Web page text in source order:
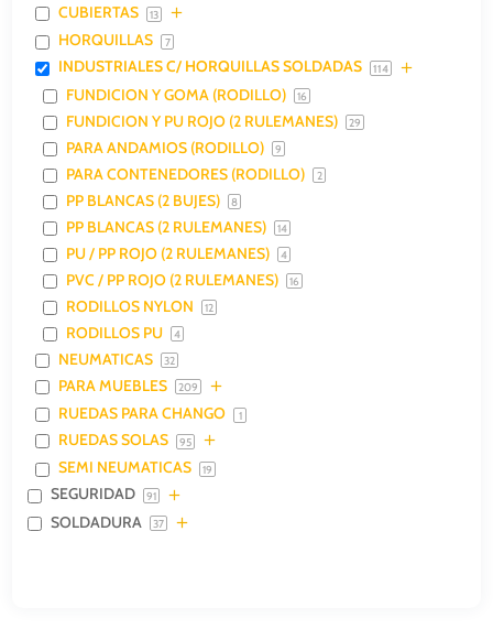
CUBIERTAS 13
HORQUILLAS 7
INDUSTRIALES C/ HORQUILLAS SOLDADAS 114
FUNDICION Y GOMA (RODILLO) 16
FUNDICION Y PU ROJO (2 RULEMANES) 29
PARA ANDAMIOS (RODILLO) 9
PARA CONTENEDORES (RODILLO) 2
PP BLANCAS (2 BUJES) 8
PP BLANCAS (2 RULEMANES) 14
PU / PP ROJO (2 RULEMANES) 4
PVC / PP ROJO (2 RULEMANES) 16
RODILLOS NYLON 12
RODILLOS PU 4
NEUMATICAS 32
PARA MUEBLES 209
RUEDAS PARA CHANGO 1
RUEDAS SOLAS 95
SEMI NEUMATICAS 19
SEGURIDAD 91
SOLDADURA 37